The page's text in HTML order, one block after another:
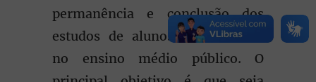
permanência e conclusão dos
estudos de alunos matriculados
no ensino médio público. O